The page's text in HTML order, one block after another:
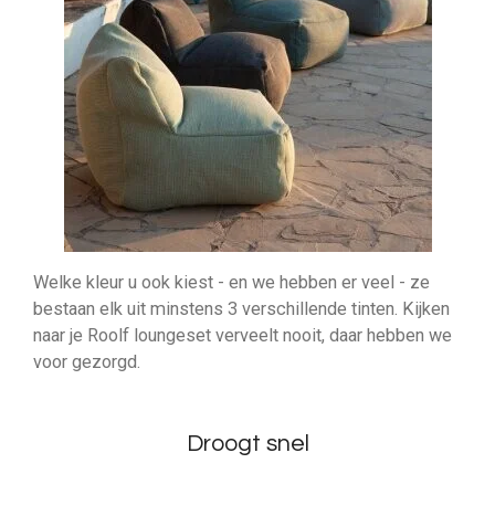
Welke kleur u ook kiest - en we hebben er veel - ze
bestaan elk uit minstens 3 verschillende tinten. Kijken
naar je Roolf loungeset verveelt nooit, daar hebben we
voor gezorgd.
Droogt snel